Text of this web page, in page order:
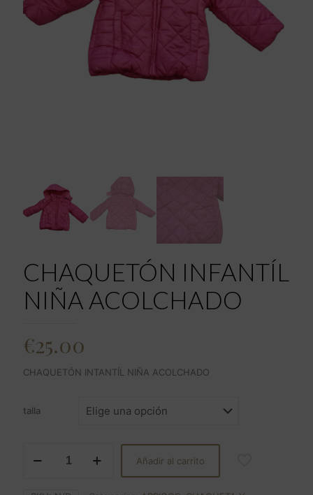
CHAQUETÓN INFANTÍL
NIÑA ACOLCHADO
€25.00
CHAQUETÓN INTANTÍL NIÑA ACOLCHADO
talla
INFANTÍL
Añadir al carrito